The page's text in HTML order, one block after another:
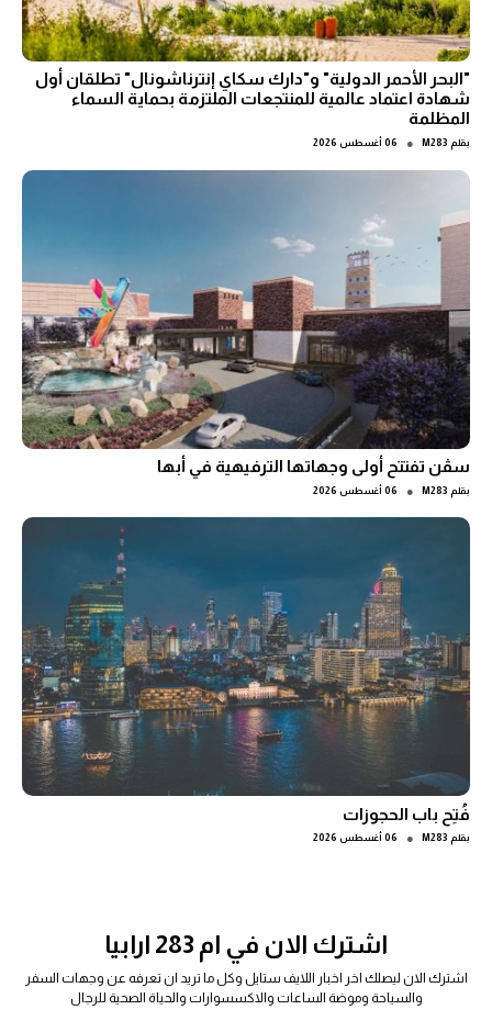
"البحر الأحمر الدولية" و"دارك سكاي إنترناشونال" تطلقان أول
شهادة اعتماد عالمية للمنتجعات الملتزمة بحماية السماء
المظلمة
بقلم M283
● 06 أغسطس 2026
سڤن تفتتح أولى وجهاتها الترفيهية في أبها
بقلم M283
● 06 أغسطس 2026
فُتِح باب الحجوزات
بقلم M283
● 06 أغسطس 2026
اشترك الان في ام 283 ارابيا
اشترك الان ليصلك اخر اخبار اللايف ستايل وكل ما تريد ان تعرفه عن وجهات السفر
والسياحة وموضة الساعات والاكسسوارات والحياة الصحية للرجال